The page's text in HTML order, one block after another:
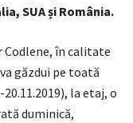
SUA și România.
Codlene, în calitate
găzdui pe toată
la etaj, o
duminică,